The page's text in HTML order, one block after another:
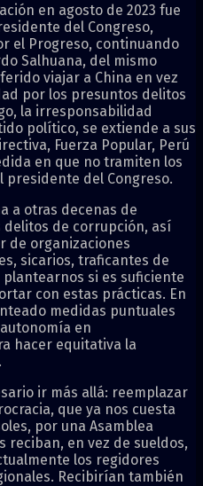
en agosto de 2023 fue
del Congreso,
el Progreso, continuando
Salhuana, del mismo
viajar a China en vez
por los presuntos delitos
la irresponsabilidad
político, se extiende a sus
Fuerza Popular, Perú
en que no tramiten los
presidente del Congreso.
a otras decenas de
de corrupción, así
de organizaciones
sicarios, traficantes de
si es suficiente
con estas prácticas. En
medidas puntuales
en
hacer equitativa la
ir más allá: reemplazar
que ya nos cuesta
por una Asamblea
reciban, en vez de sueldos,
los regidores
Recibirían también